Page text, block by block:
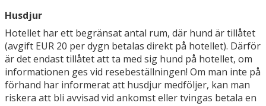
Husdjur
Hotellet har ett begränsat antal rum, där hund är tillåtet
(avgift EUR 20 per dygn betalas direkt på hotellet). Därför
är det endast tillåtet att ta med sig hund på hotellet, om
informationen ges vid resebeställningen! Om man inte på
förhand har informerat att husdjur medföljer, kan man
riskera att bli avvisad vid ankomst eller tvingas betala en